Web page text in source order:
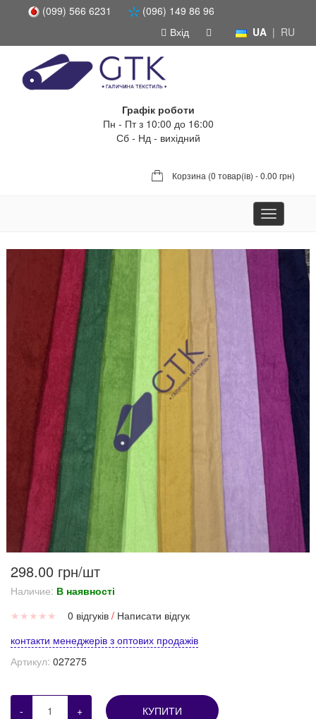
(099) 566 6231
(096) 149 86 96
UA | RU
Вхід
Графік роботи
Пн - Пт з 10:00 до 16:00
Сб - Нд - вихідний
Корзина (0 товар(ів) - 0.00 грн)
Toggle
navigation
298.00 грн/шт
Наличие: В наявності
★ ★ ★ ★ ★ 0 відгуків / Написати відгук
контакти менеджерів з оптових продажів
Артикул: 027275
- + КУПИТИ